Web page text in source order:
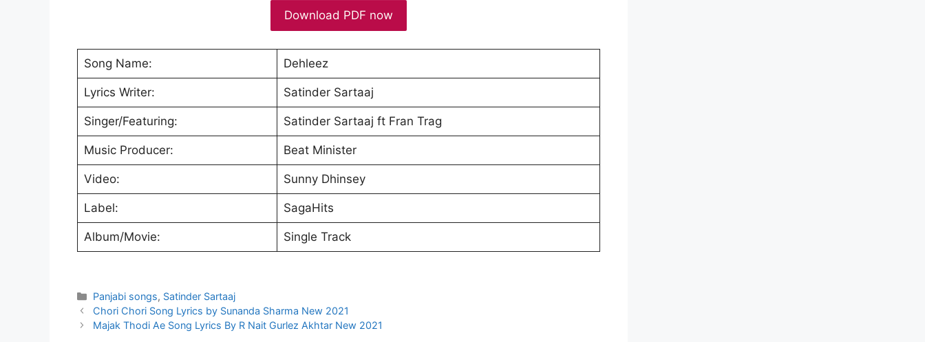
Download PDF now
Song Name: Dehleez
Lyrics Writer: Satinder Sartaaj
Singer/Featuring: Satinder Sartaaj ft Fran Trag
Music Producer: Beat Minister
Video: Sunny Dhinsey
Label: SagaHits
Album/Movie: Single Track
Categories
Panjabi songs, Satinder Sartaaj
Chori Chori Song Lyrics by Sunanda Sharma New 2021
Majak Thodi Ae Song Lyrics By R Nait Gurlez Akhtar New 2021